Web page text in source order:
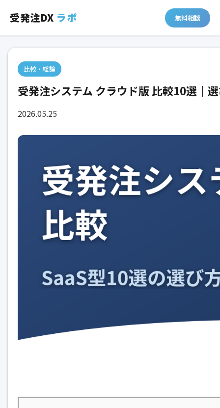
受発注DX ラボ 無料相談
比較・総論
受発注システム クラウド版 比較10選｜
2026.05.25